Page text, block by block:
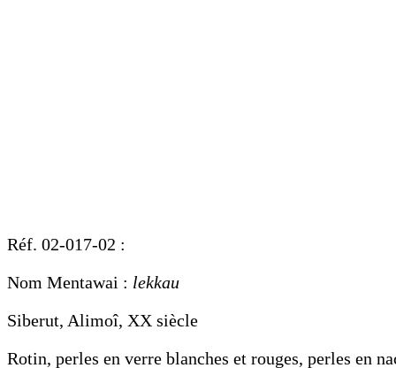
Réf. 02-017-02 :
Nom Mentawai : lekkau
Siberut, Alimoî, XX siècle
Rotin, perles en verre blanches et rouges, perles en